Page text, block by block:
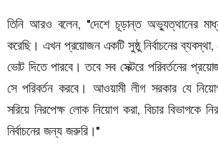
তিনি আরও বলেন, "দেশে চূড়ান্ত অভ্যুত্থানের
করেছি। এখন প্রয়োজন একটি সুষ্ঠু নির্বাচনের ব্যবস্থা,
ভোট দিতে পারবে। তবে সব সেক্টরে পরিবর্তনের
সে পরিবর্তন করবে। আওয়ামী লীগ সরকার যে
সরিয়ে নিরপেক্ষ লোক নিয়োগ করা, বিচার বিভাগকে
নির্বাচনের জন্য জরুরি।"